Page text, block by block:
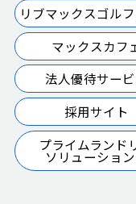
リブマックスゴル
マックスカフ
法人優待サー
採用サイト
プライムランド
ソリューショ